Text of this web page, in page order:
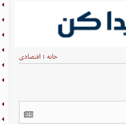
خانه | اقتصادی